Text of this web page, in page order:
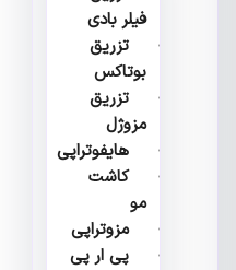
فیلر بادی
تزریق
بوتاکس
تزریق
مزوژل
هایفوتراپی
کاشت
مزوتراپی
پی ار پی